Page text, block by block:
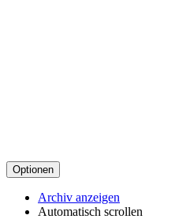
Optionen
Archiv anzeigen
Automatisch scrollen